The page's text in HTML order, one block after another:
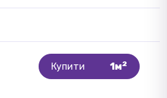
Купити 1м2